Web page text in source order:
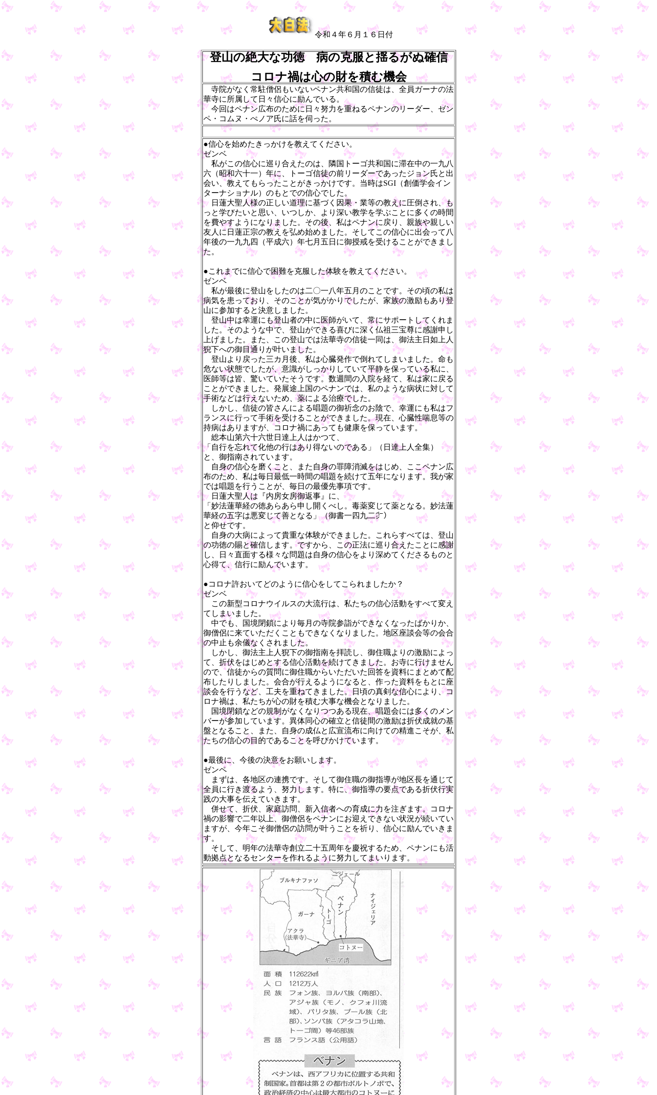
令和４年６月１６日付
登山の絶大な功徳 病の克服と揺るがぬ確信
コロナ禍は心の財を積む機会
寺院がなく常駐僧侶もいないペナン共和国の信徒は、全員ガーナの法
華寺に所属して日々信心に励んでいる。
今回はペナン広布のために日々努力を重ねるペナンのリーダー、ゼン
ペ・コムヌ・ぺノア氏に話を伺った。
●信心を始めたきっかけを教えてください。
ゼンベ
私がこの信心に巡り合えたのは、隣国トーゴ共和国に滞在中の一九八
六（昭和六十一）年に、トーゴ信徒の前リーダーであったジョン氏と出
会い、教えてもらったことがきっかけです。当時はSGI（創価学会イン
ターナショナル）のもとでの信心でした。
日蓮大聖人様の正しい道理に基づく因果・業等の教えに圧倒され、も
っと学びたいと思い、いつしか、より深い教学を学ぶことに多くの時間
を費やすようになりました。その後、私はペナンに戻り、親族や親しい
友人に日蓮正宗の教えを弘め始めました。そしてこの信心に出会って八
年後の一九九四（平成六）年七月五日に御授戒を受けることができまし
た。
●これまでに信心で困難を克服した体験を教えてください。
ゼンベ
私が最後に登山をしたのは二〇一八年五月のことです。その頃の私は
病気を患っており、そのことが気がかりでしたが、家族の激励もあり登
山に参加すると決意しました。
登山中は幸運にも登山者の中に医師がいて、常にサポートしてくれま
した。そのような中で、登山ができる喜びに深く仏祖三宝尊に感謝申し
上げました。また、この登山では法華寺の信徒一同は、御法主日如上人
猊下への御目通りが叶いました。
登山より戻った三カ月後、私は心臓発作で倒れてしまいました。命も
危ない状態でしたが、意識がしっかりしていて平静を保っている私に、
医師等は皆、驚いていたそうです。数週間の入院を経て、私は家に戻る
ことができました。発展途上国のペナンでは、私のような病状に対して
手術などは行えないため、薬による治療でした。
しかし、信徒の皆さんによる唱題の御祈念のお陰で、幸運にも私はフ
ランスに行って手術を受けることができました。現在、心臓性喘息等の
持病はありますが、コロナ禍にあっても健康を保っています。
総本山第六十六世日達上人はかつて、
「自行を忘れて化他の行はあり得ないのである」（日達上人全集）
と、御指南されています。
自身の信心を磨くこと、また自身の罪障消滅をはじめ、ここペナン広
布のため、私は毎日最低一時間の唱題を続けて五年になります。我が家
では唱題を行うことが、毎日の最優先事項です。
日蓮大聖人は『内房女房御返事』に、
「妙法蓮華経の徳あらあら申し開くべし。毒薬変じて薬となる。妙法蓮
華経の五字は悪変じて善となる」（御書一四九二㌻）
と仰せです。
自身の大病によって貴重な体験ができました。これらすべては、登山
の功徳の賜と確信します。ですから、この正法に巡り合えたことに感謝
し、日々直面する様々な問題は自身の信心をより深めてくださるものと
心得て、信行に励んでいます。
●コロナ許おいてどのように信心をしてこられましたか？
ゼンベ
この新型コロナウイルスの大流行は、私たちの信心活動をすべて変え
てしまいました。
中でも、国境閉鎖により毎月の寺院参詣ができなくなったばかりか、
御僧侶に来ていただくこともできなくなりました。地区座談会等の会合
の中止も余儀なくされました。
しかし、御法主上人猊下の御指南を拝読し、御住職よりの激励によっ
て、折伏をはじめとする信心活動を続けてきました。お寺に行けません
ので、信徒からの質問に御住職からいただいた回答を資料にまとめて配
布したりしました。会合が行えるようになると、作った資料をもとに座
談会を行うなど、工夫を重ねてきました。日頃の真剣な信心により、コ
ロナ禍は、私たちが心の財を積む大事な機会となりました。
国境閉鎖などの規制がなくなりつつある現在、唱題会には多くのメン
バーが参加しています。異体同心の確立と信徒間の激励は折伏成就の基
盤となること、また、自身の成仏と広宣流布に向けての精進こそが、私
たちの信心の目的であることを呼びかけています。
●最後に、今後の決意をお願いします。
ゼンペ
まずは、各地区の連携です。そして御住職の御指導が地区長を通じて
全員に行き渡るよう、努力します。特に、御指導の要点である折伏行実
践の大事を伝えていきます。
併せて、折伏、家庭訪問、新入信者への育成に力を注ぎます。コロナ
禍の影響で二年以上、御僧侶をペナンにお迎えできない状況が続いてい
ますが、今年こそ御僧侶の訪問が叶うことを祈り、信心に励んでいきま
す。
そして、明年の法華寺創立二十五周年を慶祝するため、ペナンにも活
動拠点となるセンターを作れるように努力してまいります。